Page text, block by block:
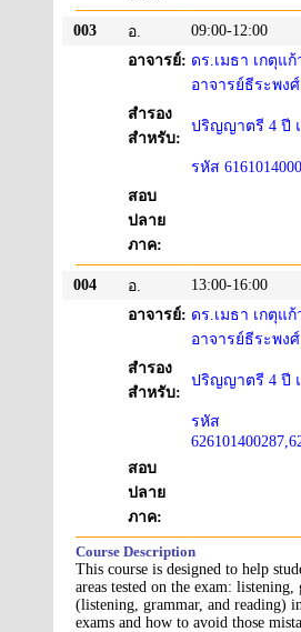
003 อ.
09:00-12:00
อาจารย์: ดร.เมธา เกตุแก้
อาจารย์ธีระพง
สำรอง
สำหรับ:
ปริญญาตรี 4 ปี
รหัส
สอบ
ปลาย
ภาค:
004 อ.
13:00-16:00
อาจารย์: ดร.เมธา เกตุแก้
อาจารย์ธีระพง
สำรอง
สำหรับ:
ปริญญาตรี 4 ปี
รหัส
สอบ
ปลาย
ภาค:
Course Description
This course is designed to help
areas tested on the exam:
(listening, grammar, and reading)
exams and how to avoid those